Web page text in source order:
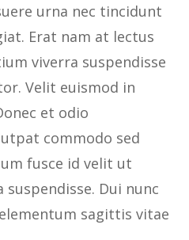
urna nec tincidunt
Erat nam at lectus
viverra suspendisse
Velit euismod in
et odio
commodo sed
fusce id velit ut
Dui nunc
sagittis vitae